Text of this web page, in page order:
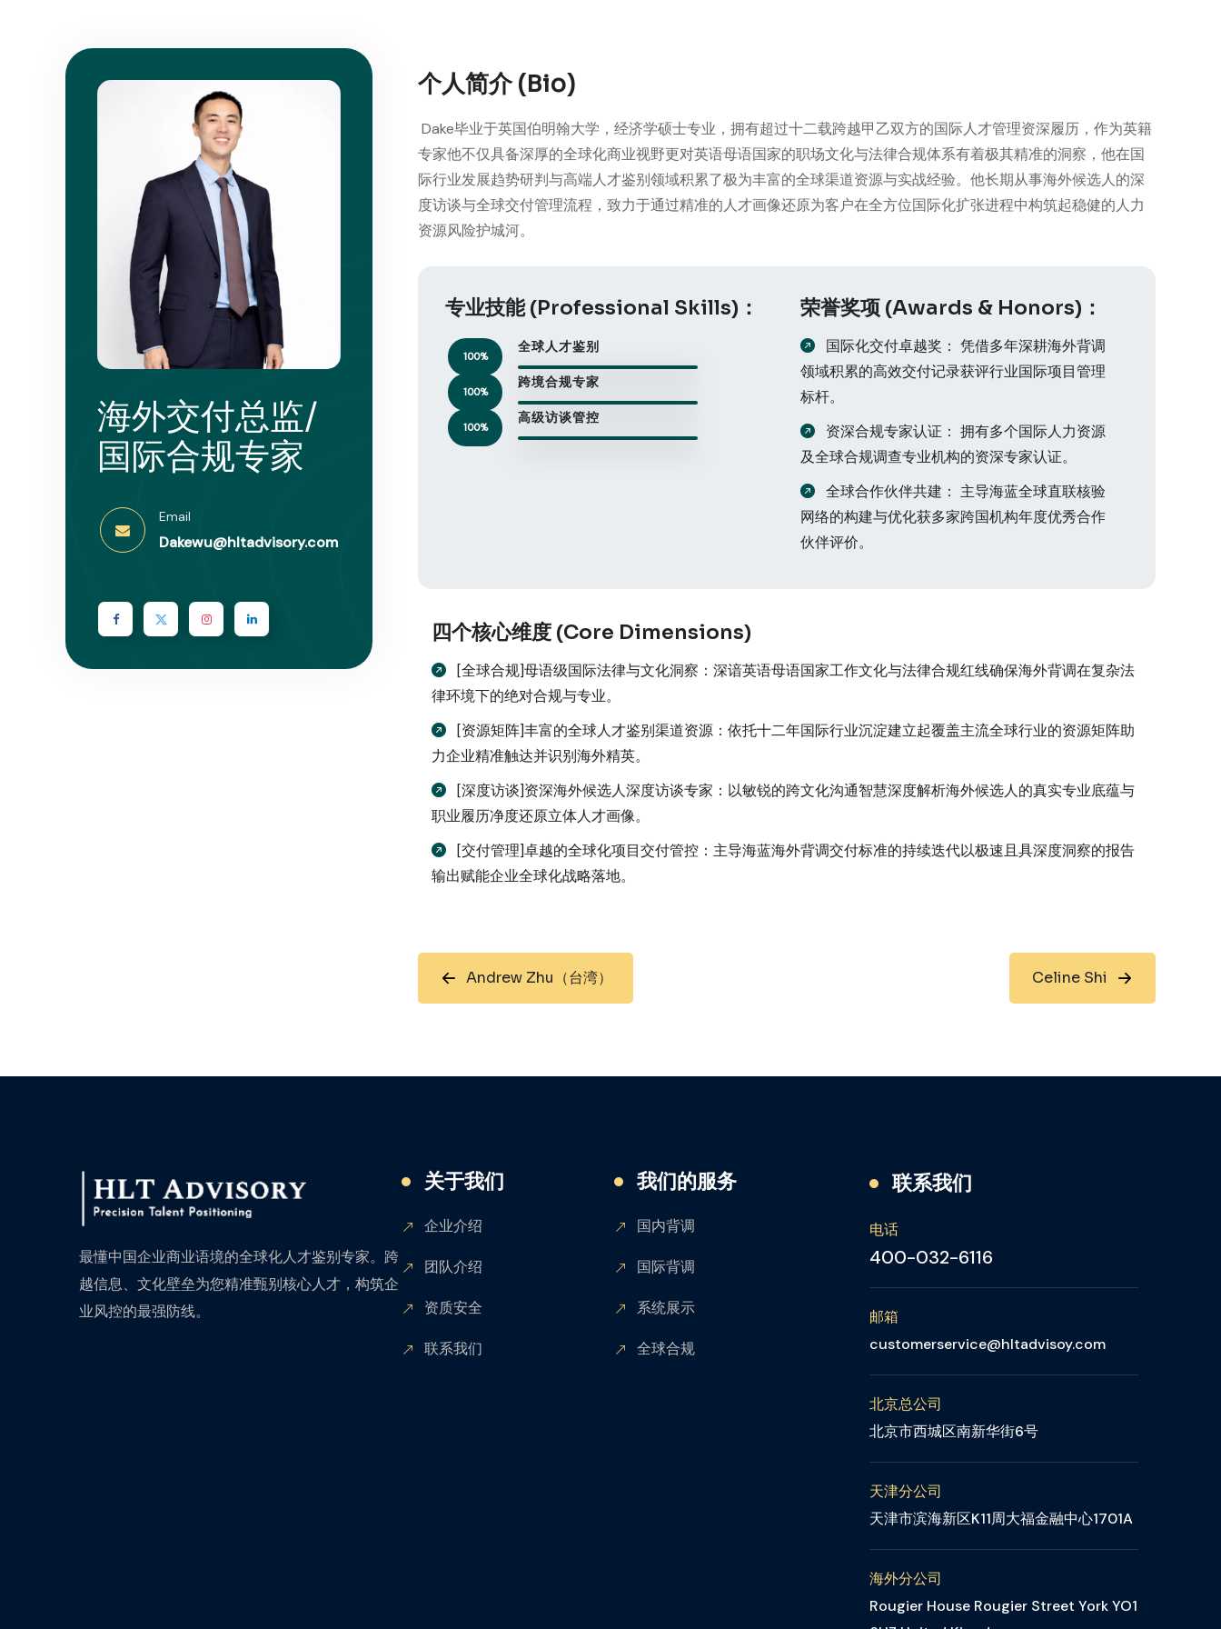
海外交付总监/
国际合规专家
Email
Dakewu@hltadvisory.com
个人简介 (Bio)
Dake毕业于英国伯明翰大学，经济学硕士专业，拥有超过十二载跨越甲乙双方的国际人才管理资深履历，作为英籍
专家他不仅具备深厚的全球化商业视野更对英语母语国家的职场文化与法律合规体系有着极其精准的洞察，他在国
际行业发展趋势研判与高端人才鉴别领域积累了极为丰富的全球渠道资源与实战经验。他长期从事海外候选人的深
度访谈与全球交付管理流程，致力于通过精准的人才画像还原为客户在全方位国际化扩张进程中构筑起稳健的人力
资源风险护城河。
专业技能 (Professional Skills)：
全球人才鉴别
100%
跨境合规专家
100%
高级访谈管控
100%
荣誉奖项 (Awards & Honors)：
国际化交付卓越奖： 凭借多年深耕海外背调
领域积累的高效交付记录获评行业国际项目管理
标杆。
资深合规专家认证： 拥有多个国际人力资源
及全球合规调查专业机构的资深专家认证。
全球合作伙伴共建： 主导海蓝全球直联核验
网络的构建与优化获多家跨国机构年度优秀合作
伙伴评价。
四个核心维度 (Core Dimensions)
[全球合规]母语级国际法律与文化洞察：深谙英语母语国家工作文化与法律合规红线确保海外背调在复杂法
律环境下的绝对合规与专业。
[资源矩阵]丰富的全球人才鉴别渠道资源：依托十二年国际行业沉淀建立起覆盖主流全球行业的资源矩阵助
力企业精准触达并识别海外精英。
[深度访谈]资深海外候选人深度访谈专家：以敏锐的跨文化沟通智慧深度解析海外候选人的真实专业底蕴与
职业履历净度还原立体人才画像。
[交付管理]卓越的全球化项目交付管控：主导海蓝海外背调交付标准的持续迭代以极速且具深度洞察的报告
输出赋能企业全球化战略落地。
Andrew Zhu（台湾） Celine Shi
最懂中国企业商业语境的全球化人才鉴别专家。跨
越信息、文化壁垒为您精准甄别核心人才，构筑企
业风控的最强防线。
关于我们
企业介绍
团队介绍
资质安全
联系我们
我们的服务
国内背调
国际背调
系统展示
全球合规
联系我们
电话
400-032-6116
邮箱
customerservice@hltadvisoy.com
北京总公司
北京市西城区南新华街6号
天津分公司
天津市滨海新区K11周大福金融中心1701A
海外分公司
Rougier House Rougier Street York YO1